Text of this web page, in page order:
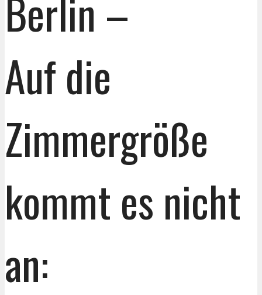
Berlin –
Auf die
Zimmergröße
kommt es nicht
an: